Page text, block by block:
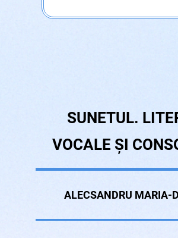
SUNETUL.
VOCALE ȘI
ALECSANDRU MARIA-